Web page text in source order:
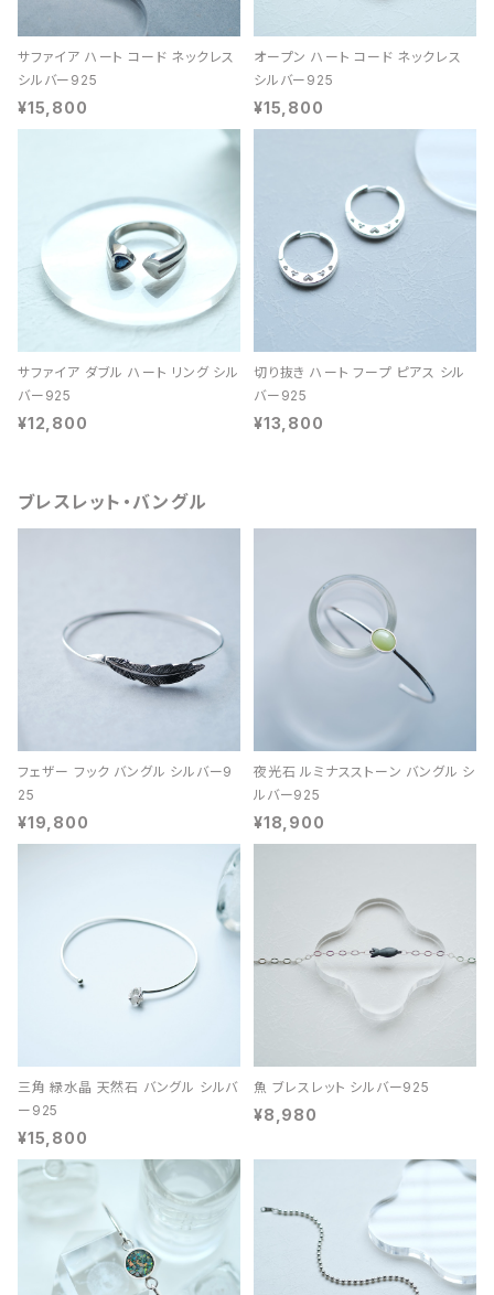
サファイア ハート コード ネックレス
シルバー925
¥15,800
オープン ハート コード ネックレス
シルバー925
¥15,800
サファイア ダブル ハート リング シル
バー925
¥12,800
切り抜き ハート フープ ピアス シル
バー925
¥13,800
ブレスレット・バングル
フェザー フック バングル シルバー9
25
¥19,800
夜光石 ルミナスストーン バングル シ
ルバー925
¥18,900
三角 緑水晶 天然石 バングル シルバ
ー925
¥15,800
魚 ブレスレット シルバー925
¥8,980